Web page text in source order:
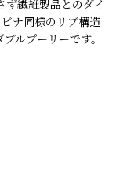
繊維製品とのダイ
ナ同様のリブ構造
ルプーリーです。